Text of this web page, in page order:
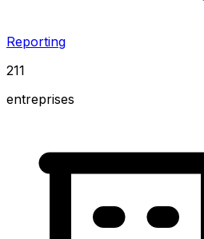
Reporting
211
entreprises